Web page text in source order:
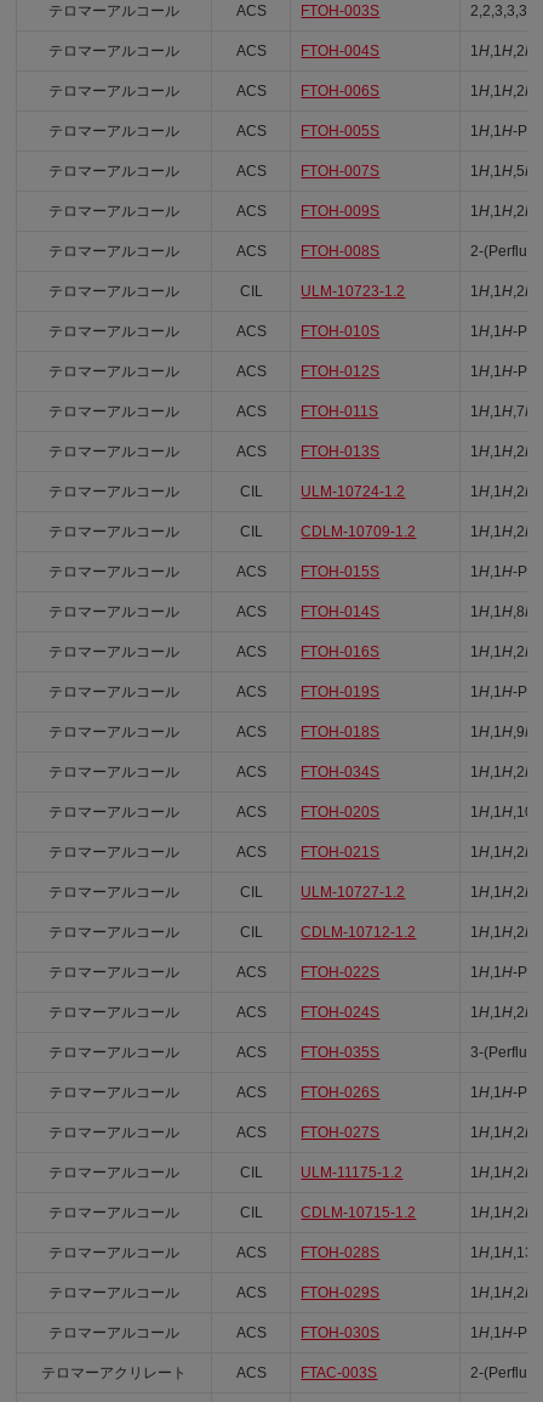
テロマーアルコール ACS FTOH-003S 2,2,3,3,3-
テロマーアルコール ACS FTOH-004S 1H ,1H ,2H
テロマーアルコール ACS FTOH-006S 1H ,1H ,2H
テロマーアルコール ACS FTOH-005S 1H ,1H-
テロマーアルコール ACS FTOH-007S 1H ,1H ,5H
テロマーアルコール ACS FTOH-009S 1H ,1H ,2H
テロマーアルコール ACS FTOH-008S 2-
テロマーアルコール CIL ULM-10723-1.2 1H ,1H ,2H
テロマーアルコール ACS FTOH-010S 1H ,1H-
テロマーアルコール ACS FTOH-012S 1H ,1H-
テロマーアルコール ACS FTOH-011S 1H ,1H ,7H
テロマーアルコール ACS FTOH-013S 1H ,1H ,2H
テロマーアルコール CIL ULM-10724-1.2 1H ,1H ,2H
テロマーアルコール CIL CDLM-10709-1.2 1H ,1H ,2H
テロマーアルコール ACS FTOH-015S 1H ,1H-
テロマーアルコール ACS FTOH-014S 1H ,1H ,8H
テロマーアルコール ACS FTOH-016S 1H ,1H ,2H
テロマーアルコール ACS FTOH-019S 1H ,1H-
テロマーアルコール ACS FTOH-018S 1H ,1H ,9H
テロマーアルコール ACS FTOH-034S 1H ,1H ,2H
テロマーアルコール ACS FTOH-020S 1H ,1H ,10
テロマーアルコール ACS FTOH-021S 1H ,1H ,2H
テロマーアルコール CIL ULM-10727-1.2 1H ,1H ,2H
テロマーアルコール CIL CDLM-10712-1.2 1H ,1H ,2H
テロマーアルコール ACS FTOH-022S 1H ,1H-
テロマーアルコール ACS FTOH-024S 1H ,1H ,2H
テロマーアルコール ACS FTOH-035S 3-
テロマーアルコール ACS FTOH-026S 1H ,1H-
テロマーアルコール ACS FTOH-027S 1H ,1H ,2H
テロマーアルコール CIL ULM-11175-1.2 1H ,1H ,2H
テロマーアルコール CIL CDLM-10715-1.2 1H ,1H ,2H
テロマーアルコール ACS FTOH-028S 1H ,1H ,13
テロマーアルコール ACS FTOH-029S 1H ,1H ,2H
テロマーアルコール ACS FTOH-030S 1H ,1H-
テロマーアクリレート ACS FTAC-003S 2-